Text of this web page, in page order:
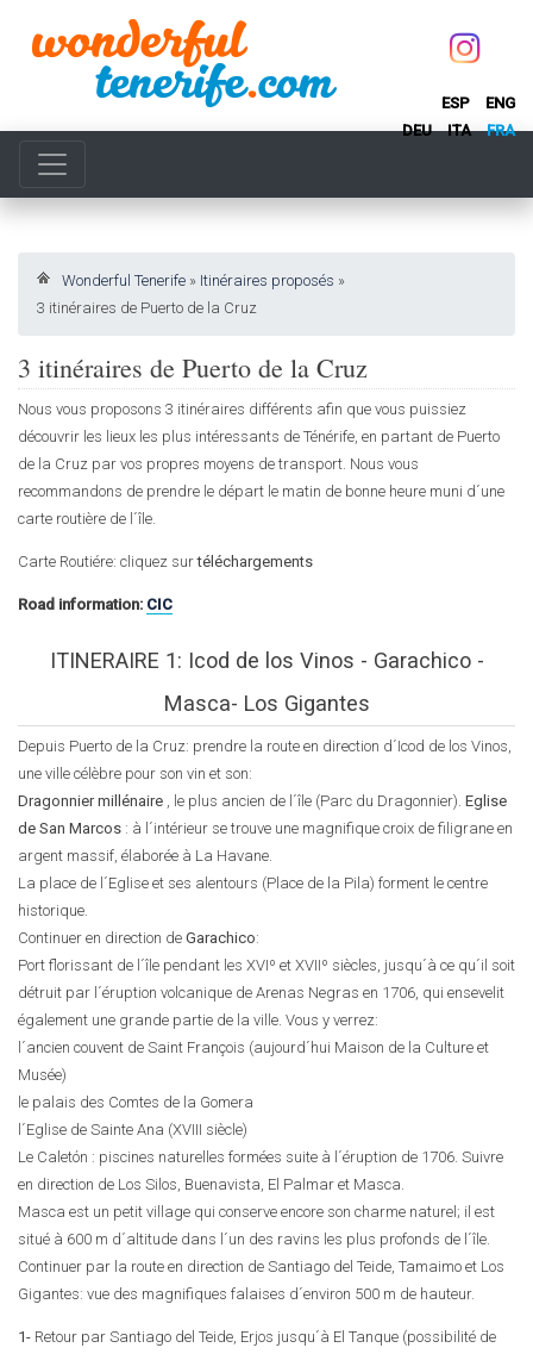
ESP
ENG
DEU
ITA FRA
Wonderful Tenerife » Itinéraires proposés »
3 itinéraires de Puerto de la Cruz
3 itinéraires de Puerto de la Cruz
Nous vous proposons 3 itinéraires différents afin que vous puissiez
découvrir les lieux les plus intéressants de Ténérife, en partant de Puerto
de la Cruz par vos propres moyens de transport. Nous vous
recommandons de prendre le départ le matin de bonne heure muni d´une
carte routière de l´île.
Carte Routiére: cliquez surtéléchargements
Road information: CIC
ITINERAIRE 1: Icod de los Vinos - Garachico -
Masca- Los Gigantes
Depuis Puerto de la Cruz: prendre la route en direction d´Icod de los Vinos,
une ville célèbre pour son vin et son:
Dragonnier millénaire , le plus ancien de l´île (Parc du Dragonnier). Eglise
de San Marcos : à l´intérieur se trouve une magnifique croix de filigrane en
argent massif, élaborée à La Havane.
La place de l´Eglise et ses alentours (Place de la Pila) forment le centre
historique.
Continuer en direction de Garachico:
Port florissant de l´île pendant les XVIº et XVIIº siècles, jusqu´à ce qu´il soit
détruit par l´éruption volcanique de Arenas Negras en 1706, qui ensevelit
également une grande partie de la ville. Vous y verrez:
l´ancien couvent de Saint François (aujourd´hui Maison de la Culture et
Musée)
le palais des Comtes de la Gomera
l´Eglise de Sainte Ana (XVIII siècle)
Le Caletón : piscines naturelles formées suite à l´éruption de 1706. Suivre
en direction de Los Silos, Buenavista, El Palmar et Masca.
Masca est un petit village qui conserve encore son charme naturel; il est
situé à 600 m d´altitude dans l´un des ravins les plus profonds de l´île.
Continuer par la route en direction de Santiago del Teide, Tamaimo et Los
Gigantes: vue des magnifiques falaises d´environ 500 m de hauteur.
1- Retour par Santiago del Teide, Erjos jusqu´à El Tanque (possibilité de